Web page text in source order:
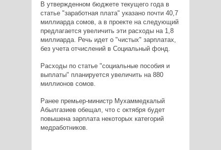
В утвержденном бюджете текущего года в
статье "заработная плата" указано почти 40,7
миллиарда сомов, а в проекте на следующий
предлагается увеличить эти расходы на 1,8
миллиарда. Речь идет о "чистых" зарплатах,
без учета отчислений в Социальный фонд.
Расходы по статье "социальные пособия и
выплаты" планируется увеличить на 880
миллионов сомов.
Ранее премьер-министр Мухаммедкалый
Абылгазиев обещал, что с октября будет
повышена зарплата некоторых категорий
медработников.